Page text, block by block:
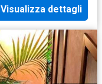
Visualizza dettagli